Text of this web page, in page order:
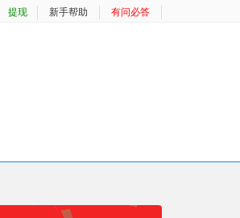
提现 新手帮助 有问必答